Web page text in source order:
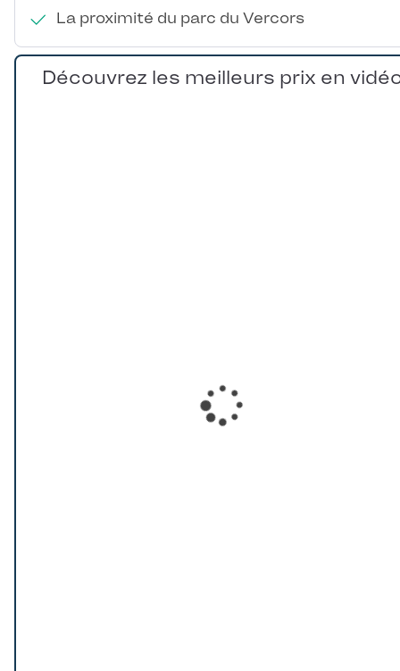
La proximité du parc du Vercors
Découvrez les meilleurs prix en